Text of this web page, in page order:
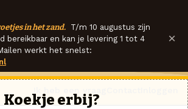
in het zand. T/m 10 augustus zijn
bereikbaar en kan je levering 1 tot 4
werkt het snelst:
×
Koekje erbij?